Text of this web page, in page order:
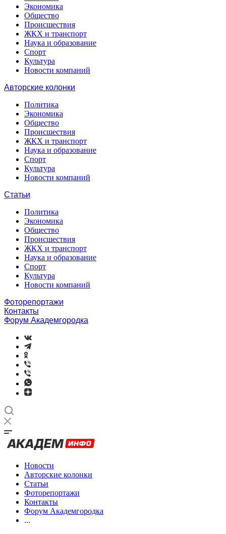
Экономика
Общество
Происшествия
ЖКХ и транспорт
Наука и образование
Спорт
Культура
Новости компаний
Авторские колонки
Политика
Экономика
Общество
Происшествия
ЖКХ и транспорт
Наука и образование
Спорт
Культура
Новости компаний
Статьи
Политика
Экономика
Общество
Происшествия
ЖКХ и транспорт
Наука и образование
Спорт
Культура
Новости компаний
Фоторепортажи
Контакты
Форум Академгородка
Новости
Авторские колонки
Статьи
Фоторепортажи
Контакты
Форум Академгородка
...